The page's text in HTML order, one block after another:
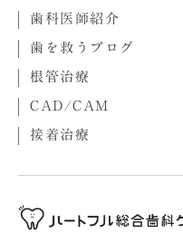
歯科医師紹介
歯を救うブログ
根管治療
CAD/CAM
接着治療